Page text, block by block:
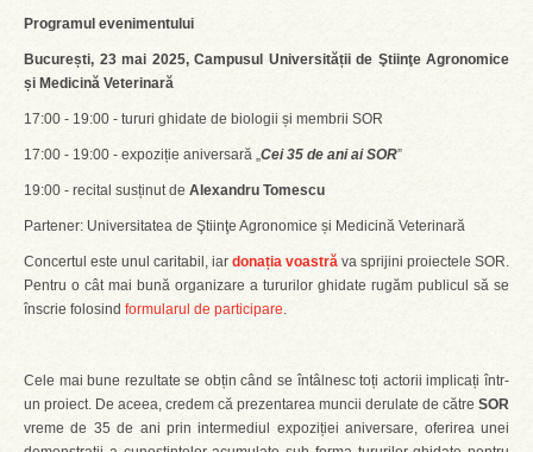
Programul evenimentului
București, 23 mai 2025, Campusul Universității de Ştiinţe Agronomice
și Medicină Veterinară
17:00 - 19:00 - tururi ghidate de biologii și membrii SOR
17:00 - 19:00 - expoziție aniversară „Cei 35 de ani ai SOR”
19:00 - recital susținut de Alexandru Tomescu
Partener: Universitatea de Ştiinţe Agronomice și Medicină Veterinară
Concertul este unul caritabil, iar donația voastră va sprijini proiectele SOR.
Pentru o cât mai bună organizare a tururilor ghidate rugăm publicul să se
înscrie folosind formularul de participare.
Cele mai bune rezultate se obțin când se întâlnesc toți actorii implicați într-
un proiect. De aceea, credem că prezentarea muncii derulate de către SOR
vreme de 35 de ani prin intermediul expoziției aniversare, oferirea unei